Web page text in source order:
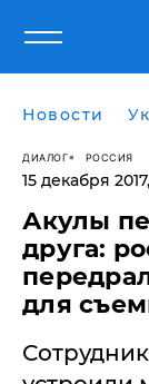
Новости
ДИАЛОГ РОССИЯ
15 декабря
Акулы
друга:
для